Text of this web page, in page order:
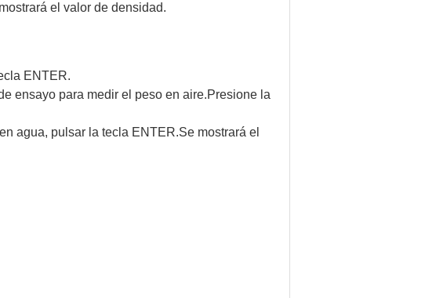
el valor de densidad.
ENTER.
ensayo para medir el peso en aire.Presione la
agua, pulsar la tecla ENTER.Se mostrará el